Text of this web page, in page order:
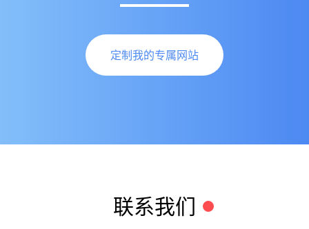
定制我的专属网站
联系我们